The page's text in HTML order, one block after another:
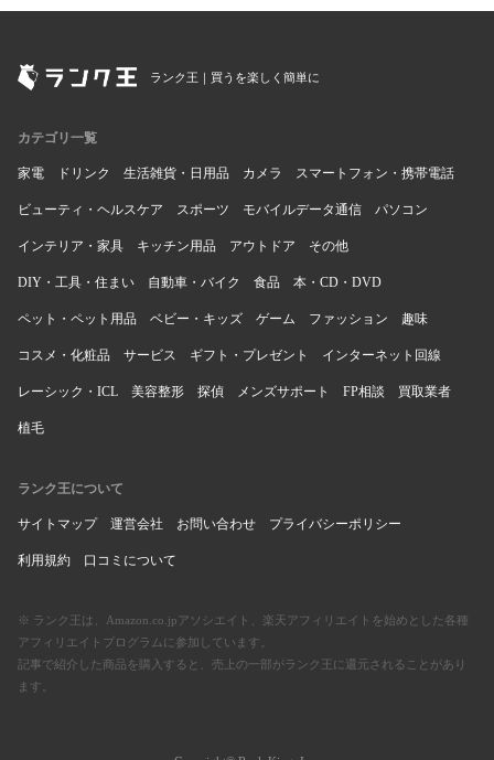
ランク王｜買うを楽しく簡単に
カテゴリ一覧
家電 ドリンク 生活雑貨・日用品 カメラ スマートフォン・携帯電話
ビューティ・ヘルスケア スポーツ モバイルデータ通信 パソコン
インテリア・家具 キッチン用品 アウトドア その他
DIY・工具・住まい 自動車・バイク 食品 本・CD・DVD
ペット・ペット用品 ベビー・キッズ ゲーム ファッション 趣味
コスメ・化粧品 サービス ギフト・プレゼント インターネット回線
レーシック・ICL 美容整形 探偵 メンズサポート FP相談 買取業者
植毛
ランク王について
サイトマップ 運営会社 お問い合わせ プライバシーポリシー
利用規約 口コミについて
※ ランク王は、Amazon.co.jpアソシエイト、楽天アフィリエイトを始めとした各種
アフィリエイトプログラムに参加しています。
記事で紹介した商品を購入すると、売上の一部がランク王に還元されることがあり
ます。